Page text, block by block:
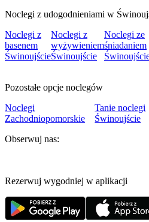
Noclegi z udogodnieniami w
Noclegi z
basenem
Świnoujście
Noclegi z
wyżywieniem
Świnoujście
Noclegi ze
śniadaniem
Pozostałe opcje noclegów
Noclegi
Zachodniopomorskie
Tanie noclegi
Świnoujście
Obserwuj nas:
Rezerwuj wygodniej w aplikacji